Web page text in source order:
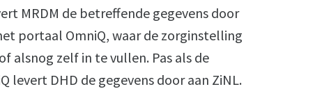
MRDM de betreffende gegevens door
portaal OmniQ, waar de zorginstelling
alsnog zelf in te vullen. Pas als de
levert DHD de gegevens door aan ZiNL.